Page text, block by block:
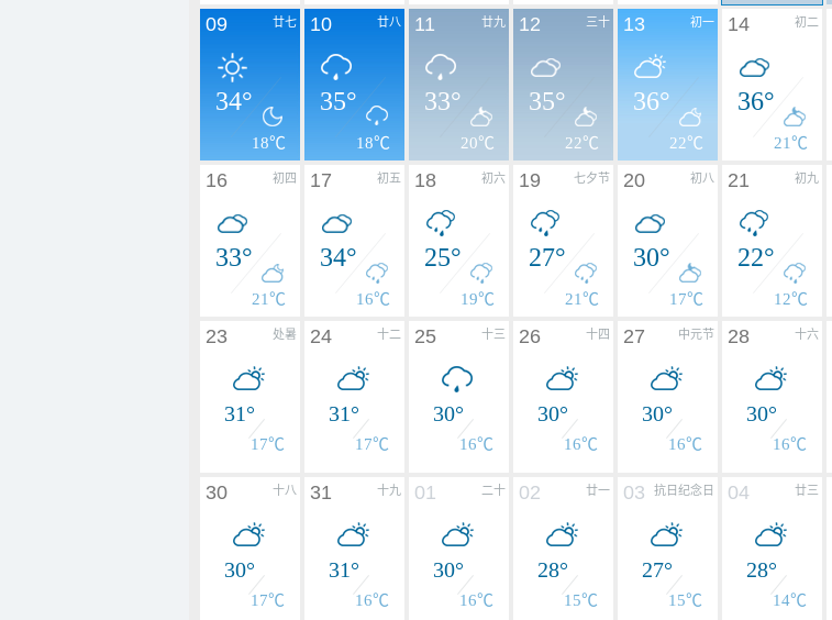
廿七
09
34°
18℃
廿八
10
35°
18℃
廿九
11
33°
20℃
三十
12
35°
22℃
初一
13
36°
22℃
初二
14
36°
21℃
初四
16
33°
21℃
初五
17
34°
16℃
初六
18
25°
19℃
七夕节
19
27°
21℃
初八
20
30°
17℃
初九
21
22°
12℃
处暑
23
31°
17℃
十二
24
31°
17℃
十三
25
30°
16℃
十四
26
30°
16℃
中元节
27
30°
16℃
十六
28
30°
16℃
十八
30
30°
17℃
十九
31
31°
16℃
二十
01
30°
16℃
廿一
02
28°
15℃
抗日纪念日
03
27°
15℃
廿三
04
28°
14℃